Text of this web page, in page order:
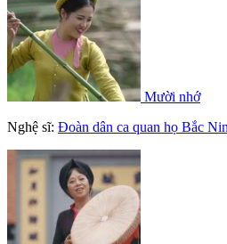
Mười nhớ
Nghệ sĩ: Đoàn dân ca quan họ Bắc